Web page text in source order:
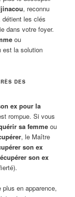
, reconnu
détient les clés
dans votre foyer.
ou
est la solution
DES
ex pour la
rompue. Si vous
sa femme ou
, le Maître
son ex
son ex
en apparence,